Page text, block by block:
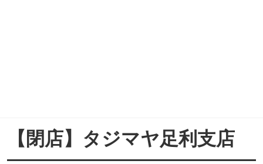
【閉店】タジマヤ足利支店